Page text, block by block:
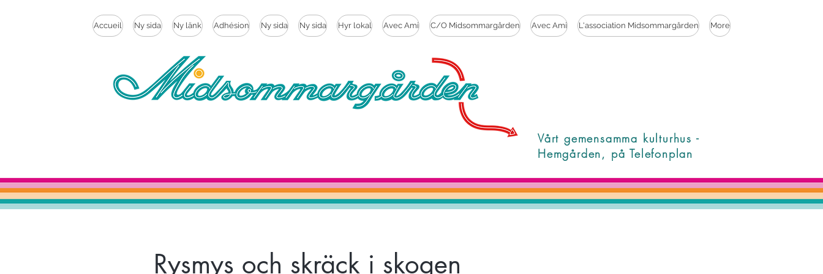
Accueil Ny sida Ny länk Adhésion Ny sida Ny sida Hyr lokal Avec Ami C/O Midsommargården Avec Ami L'association Midsommargården More
Vårt gemensamma kulturhus -
Hemgården, på Telefonplan
Rysmys och skräck i skogen